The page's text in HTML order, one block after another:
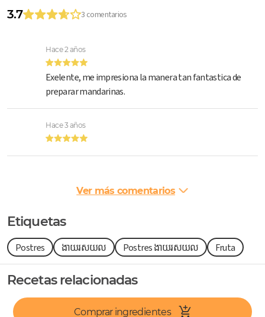
3.7
3 comentarios
Hace 2 años
Exelente, me impresiona la manera tan fantastica de
preparar mandarinas.
Hace 3 años
Ver más comentarios
Etiquetas
Postres ងាយរសយល Postres ងាយរសយល Fruta
Recetas relacionadas
Comprar ingredientes